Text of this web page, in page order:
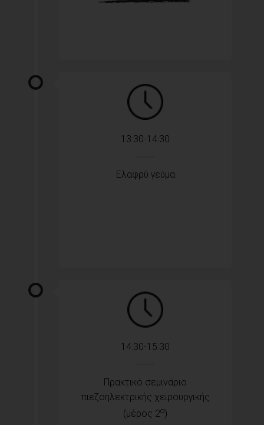
13:30-14:30
Ελαφρύ γεύμα
14:30-15:30
Πρακτικό σεμινάριο
πιεζοηλεκτρικής χειρουργικής
(μέρος 2ο)